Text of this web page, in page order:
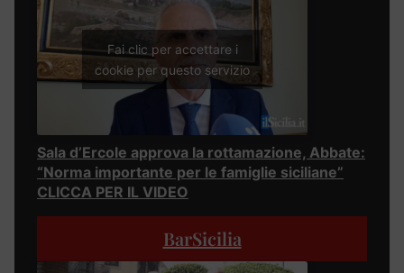
Fai clic per accettare i
cookie per questo servizio
Sala d’Ercole approva la rottamazione, Abbate:
“Norma importante per le famiglie siciliane”
CLICCA PER IL VIDEO
BarSicilia